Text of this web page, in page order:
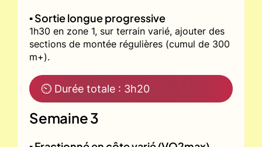
▪️ Sortie longue progressive
1h30 en zone 1, sur terrain varié, ajouter des
sections de montée régulières (cumul de 300
m+).
⏲ Durée totale : 3h20
Semaine 3